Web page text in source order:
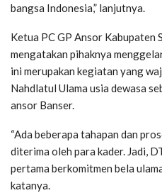
bangsa Indonesia,” lanjutnya.
Ketua PC GP Ansor Kabupaten
mengatakan pihaknya
ini merupakan kegiatan yang
Nahdlatul Ulama usia dewasa
ansor Banser.
“Ada beberapa tahapan dan
diterima oleh para kader. Jadi,
pertama berkomitmen bela
katanya.